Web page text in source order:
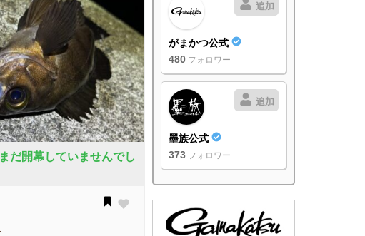
だ開幕していませんでし
追加
がまかつ公式
480 フォロワー
追加
墨族公式
373 フォロワー